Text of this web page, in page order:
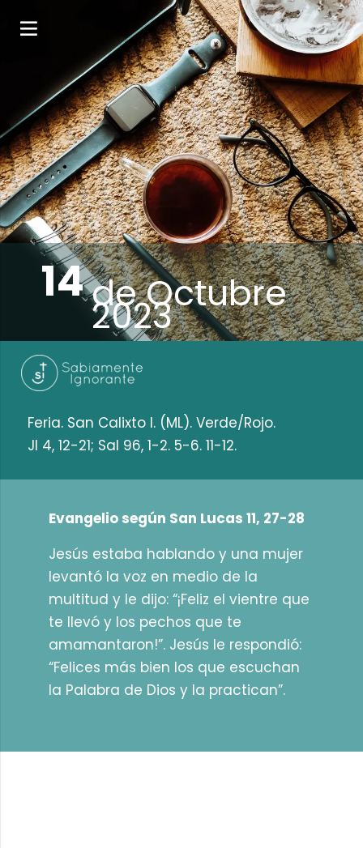
14deOctubre
2023
Feria. San Calixto I. (ML). Verde/Rojo.
Jl 4, 12-21; Sal 96, 1-2. 5-6. 11-12.
Evangelio según San Lucas 11, 27-28
Jesús estaba hablando y una mujer
levantó la voz en medio de la
multitud y le dijo: “¡Feliz el vientre que
te llevó y los pechos que te
amamantaron!”. Jesús le respondió:
“Felices más bien los que escuchan
la Palabra de Dios y la practican”.